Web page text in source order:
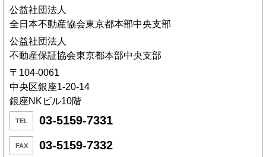
公益社団法人
全日本不動産協会東京都本部中央支部
公益社団法人
不動産保証協会東京都本部中央支部
〒104-0061
中央区銀座1-20-14
銀座NKビル10階
TEL 03-5159-7331
FAX 03-5159-7332